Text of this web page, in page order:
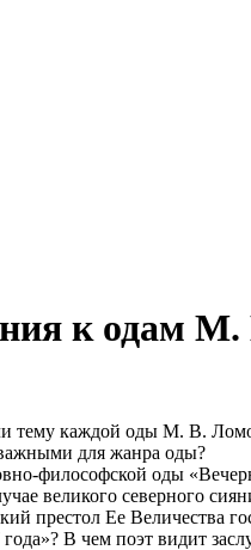
к одам М.
тему каждой оды М. В.
для жанра оды?
философской оды
великого северного
престол Ее Величества
В чем поэт видит